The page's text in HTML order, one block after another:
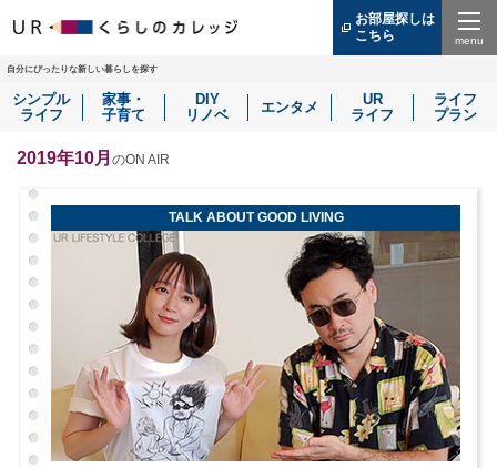
お部屋探しは
こちら
（別
ウ
ド
ウ
す）
自分にぴったりな新しい暮らしを探す
シンプル
ライフ
家事・
子育て
DIY
リノベ
エンタメ
UR
ライフ
ライフ
プラン
2019年10月 のON AIR
TALK ABOUT GOOD LIVING